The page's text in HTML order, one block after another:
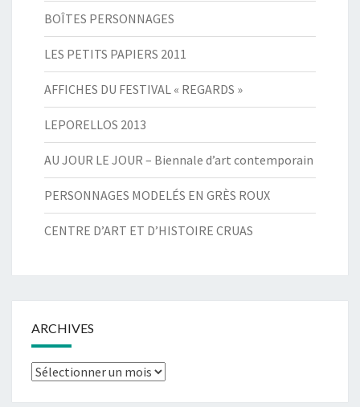
BOÎTES PERSONNAGES
LES PETITS PAPIERS 2011
AFFICHES DU FESTIVAL « REGARDS »
LEPORELLOS 2013
AU JOUR LE JOUR – Biennale d’art contemporain
PERSONNAGES MODELÉS EN GRÈS ROUX
CENTRE D’ART ET D’HISTOIRE CRUAS
ARCHIVES
Archives